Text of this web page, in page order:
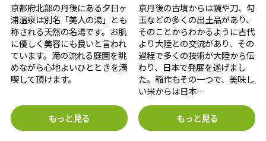
京都府北部の丹後にある夕日ヶ
浦温泉は別名「美人の湯」とも
称される天然の名湯です。お肌
に優しく美容にも良いと言われ
ています。滝の流れる庭園を眺
めながら心地よいひとときを満
喫して頂けます。
もっと見る
京丹後の古墳からは鏡や刀、勾
玉などの多くの出土品があり、
そのことからわかるように古代
より大陸との交流があり、その
過程で多くの技術が大陸から伝
わり、日本で発展を遂げまし
た。稲作もその一つで、美味し
い米からは日本…
もっと見る